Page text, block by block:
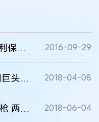
360VS江民：打响GUI专利保护“第一枪” 2016-09-29
英特尔打响第一枪！美国巨头如何遏制中国科技企业？ 2018-04-08
360上市后专利保护第一枪 两地连诉2345索赔6000万 2018-06-04